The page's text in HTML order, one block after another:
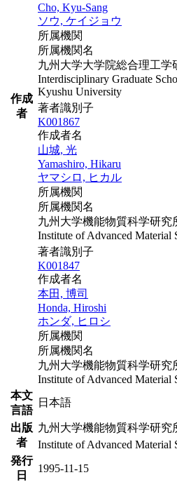
作成
者
Cho, Kyu-Sang
ソウ, ケイジョウ
所属機関
所属機関名
九州大学大学院総合理工学
Interdisciplinary Graduate
Kyushu University
著者識別子
K001867
作成者名
山城, 光
Yamashiro, Hikaru
ヤマシロ, ヒカル
所属機関
所属機関名
九州大学機能物質科学研究
Institute of Advanced
著者識別子
K001847
作成者名
本田, 博司
Honda, Hiroshi
ホンダ, ヒロシ
所属機関
所属機関名
九州大学機能物質科学研究
Institute of Advanced
本文
言語
日本語
出版
者
九州大学機能物質科学研究
Institute of Advanced
発行
日
1995-11-15